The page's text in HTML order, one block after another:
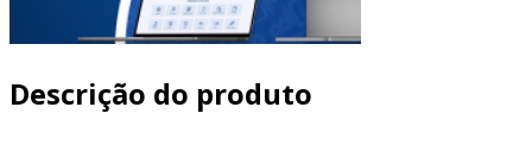
Descrição do produto